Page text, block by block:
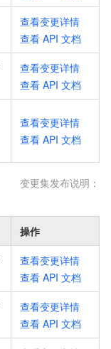
查看变更详情
查看 API 文档
查看变更详情
查看 API 文档
查看变更详情
查看 API 文档
变更集发布说明：
操作
查看变更详情
查看 API 文档
查看变更详情
查看 API 文档